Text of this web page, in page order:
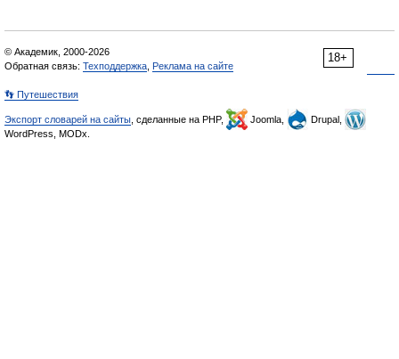
18+
© Академик, 2000-2026
Обратная связь: Техподдержка Реклама на сайте
👣 Путешествия
Экспорт словарей на сайты , сделанные на PHP, Joomla,
Drupal,
WordPress, MODx.